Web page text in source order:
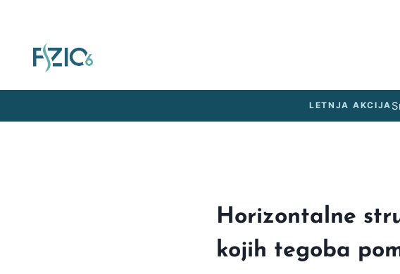
LETNJA AKCIJA
Horizontalne
kojih tegoba